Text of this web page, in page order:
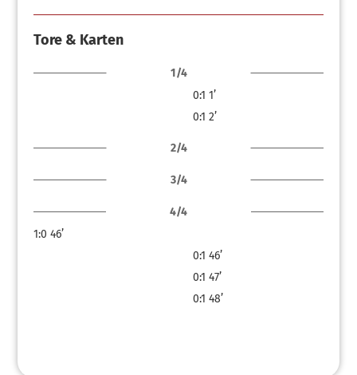
Tore & Karten
1/4
0:1 1’
0:1 2’
2/4
3/4
4/4
1:0 46’
0:1 46’
0:1 47’
0:1 48’